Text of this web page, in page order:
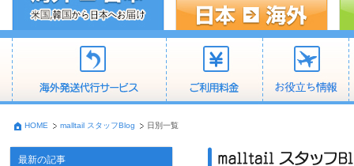
HOME malltail スタッフBlog 日別一覧
最新の記事